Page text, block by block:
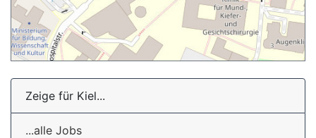
Zeige für Kiel...
...alle Jobs